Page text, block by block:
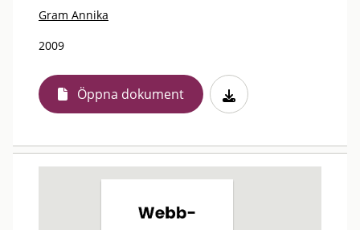
Gram Annika
2009
Öppna dokument